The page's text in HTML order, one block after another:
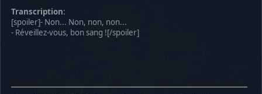
Transcription:
[spoiler]- Non... Non, non, non...
- Réveillez-vous, bon sang ![/spoiler]